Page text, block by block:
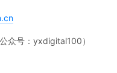
众号：yxdigital100）